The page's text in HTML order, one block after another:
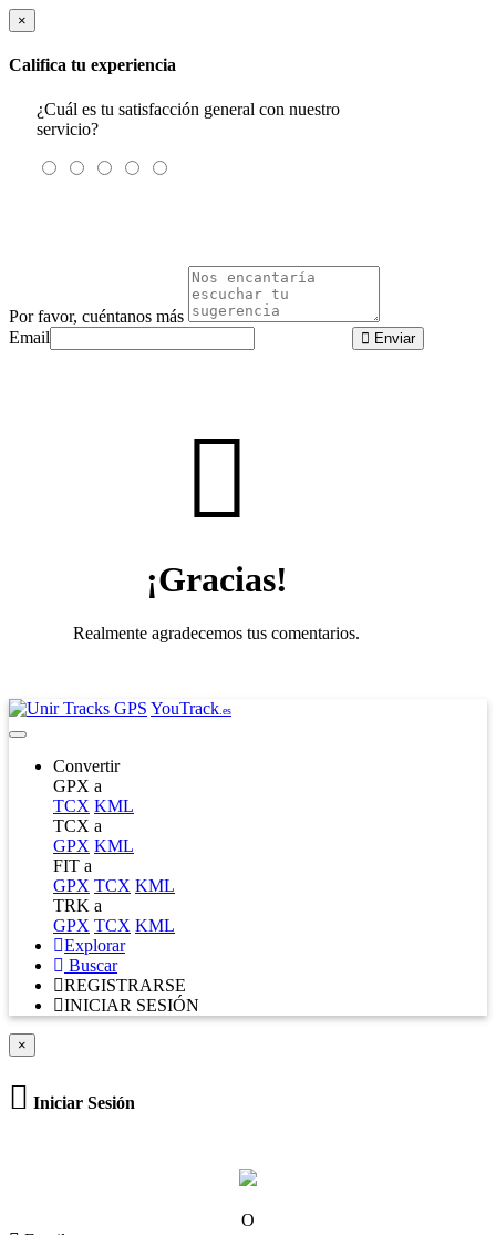
×
Califica tu experiencia
¿Cuál es tu satisfacción general con nuestro
servicio?
Por favor, cuéntanos más
Email
Enviar
¡Gracias!
Realmente agradecemos tus comentarios.
YouTrack.es
Convertir
GPX a
TCX KML
TCX a
GPX KML
FIT a
GPX TCX KML
TRK a
GPX TCX KML
Explorar
Buscar
REGISTRARSE
INICIAR SESIÓN
×
Iniciar Sesión
O